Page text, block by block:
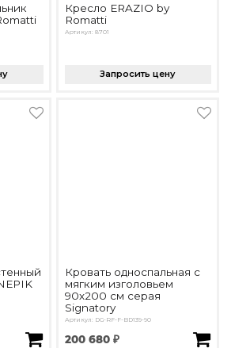
Кресло ERAZIO by
Romatti
Артикул: 8701
Запросить цену
Кровать односпальная с
мягким изголовьем
90х200 см серая
Signatory
Артикул: DG-RF-F-BD139-90
200 680 ₽